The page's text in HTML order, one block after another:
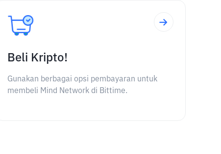
Beli Kripto!
Gunakan berbagai opsi pembayaran untuk
membeli Mind Network di Bittime.